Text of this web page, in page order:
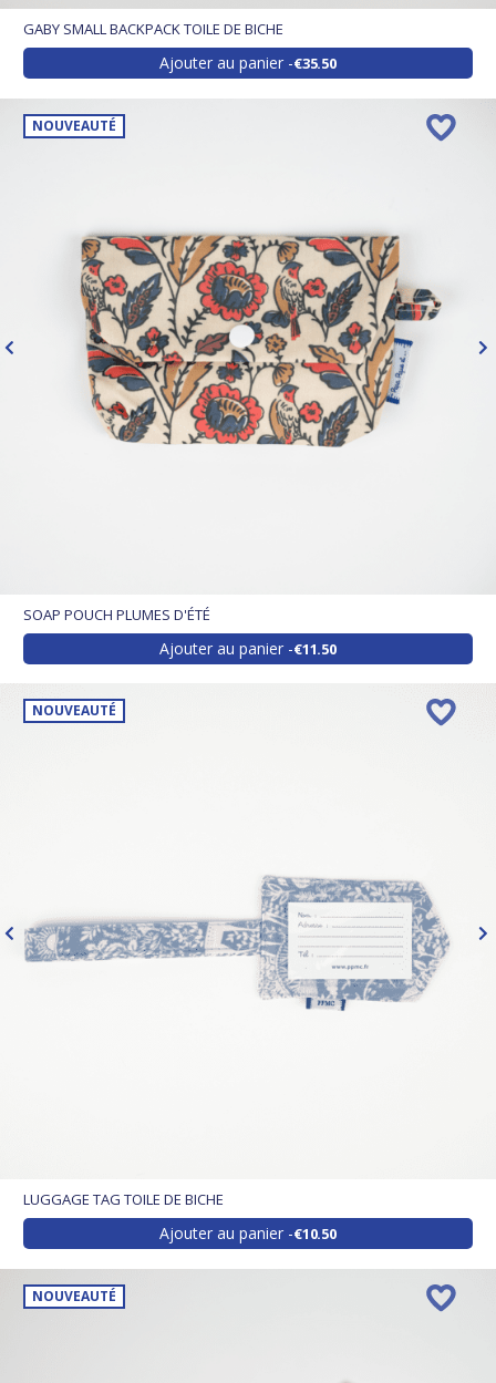
GABY SMALL BACKPACK TOILE DE BICHE
Ajouter au panier €35.50
NOUVEAUTÉ
SOAP POUCH PLUMES D'ÉTÉ
Ajouter au panier €11.50
NOUVEAUTÉ
LUGGAGE TAG TOILE DE BICHE
Ajouter au panier €10.50
NOUVEAUTÉ